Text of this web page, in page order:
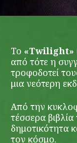
Το «Twilight»
από τότε η
τροφοδοτεί
μια νεότερη
Από την
τέσσερα
δημοτικότητα
τον κόσμο.